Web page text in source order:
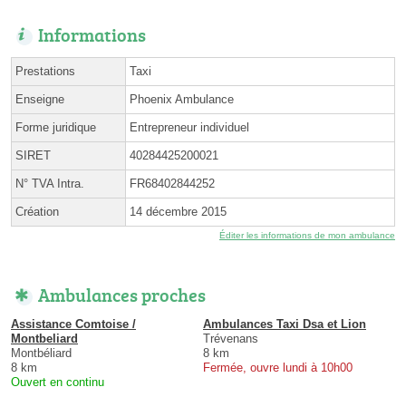
Informations
Prestations Taxi
Enseigne Phoenix Ambulance
Forme juridique Entrepreneur individuel
SIRET 40284425200021
N° TVA Intra. FR68402844252
Création 14 décembre 2015
Éditer les informations de mon ambulance
Ambulances proches
Assistance Comtoise /
Montbeliard
Montbéliard
8 km
Ouvert en continu
Ambulances Taxi Dsa et Lion
Trévenans
8 km
Fermée, ouvre lundi à 10h00